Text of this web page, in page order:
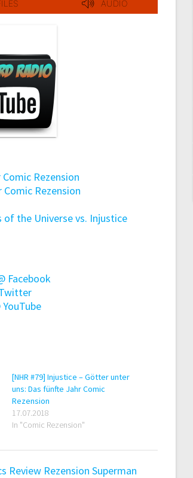
Rezension
Rezension
of the Universe vs. Injustice
Facebook
[NHR #79] Injustice – Götter unter
uns: Das fünfte Jahr Comic
Rezension
17.07.2018
In "Comic Rezension"
Review Rezension Superman